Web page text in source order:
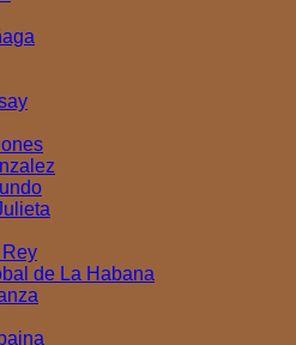
de La Habana